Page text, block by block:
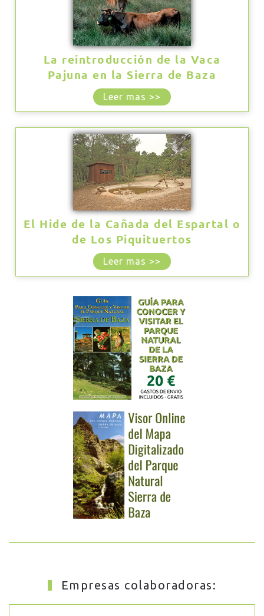
La reintroducción de la Vaca
Pajuna en la Sierra de Baza
Leer mas >>
El Hide de la Cañada del Espartal o
de Los Piquituertos
Leer mas >>
Empresas colaboradoras: